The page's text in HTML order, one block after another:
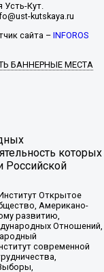
Усть-Кут.
kutskaya.ru
сайта –INFOROS
БАННЕРНЫЕ МЕСТА
которых
Российской
Открытое
Американо-
развитию,
Отношений,
современной